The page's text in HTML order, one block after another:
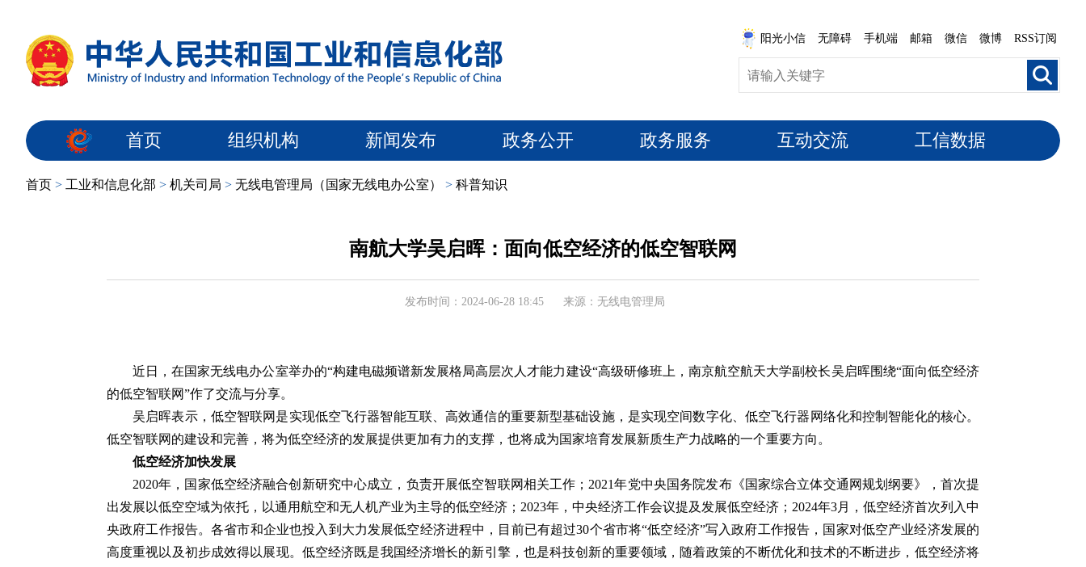
阳光小信 无障碍 手机端 邮箱 微信 微博 RSS订阅
首页 组织机构 新闻发布 政务公开 政务服务 互动交流 工信数据
首页 > 工业和信息化部 > 机关司局 > 无线电管理局（国家无线电办公室） > 科普知识
南航大学吴启晖：面向低空经济的低空智联网
发布时间：2024-06-28 18:45 来源：无线电管理局
近日，在国家无线电办公室举办的“构建电磁频谱新发展格局高层次人才能力建设“高级研修班上，南京航空航天大学副校长吴启晖围绕“面向低空经济
的低空智联网”作了交流与分享。
吴启晖表示，低空智联网是实现低空飞行器智能互联、高效通信的重要新型基础设施，是实现空间数字化、低空飞行器网络化和控制智能化的核心。
低空智联网的建设和完善，将为低空经济的发展提供更加有力的支撑，也将成为国家培育发展新质生产力战略的一个重要方向。
低空经济加快发展
2020年，国家低空经济融合创新研究中心成立，负责开展低空智联网相关工作；2021年党中央国务院发布《国家综合立体交通网规划纲要》，首次提
出发展以低空空域为依托，以通用航空和无人机产业为主导的低空经济；2023年，中央经济工作会议提及发展低空经济；2024年3月，低空经济首次列入中
央政府工作报告。各省市和企业也投入到大力发展低空经济进程中，目前已有超过30个省市将“低空经济”写入政府工作报告，国家对低空产业经济发展的
高度重视以及初步成效得以展现。低空经济既是我国经济增长的新引擎，也是科技创新的重要领域，随着政策的不断优化和技术的不断进步，低空经济将